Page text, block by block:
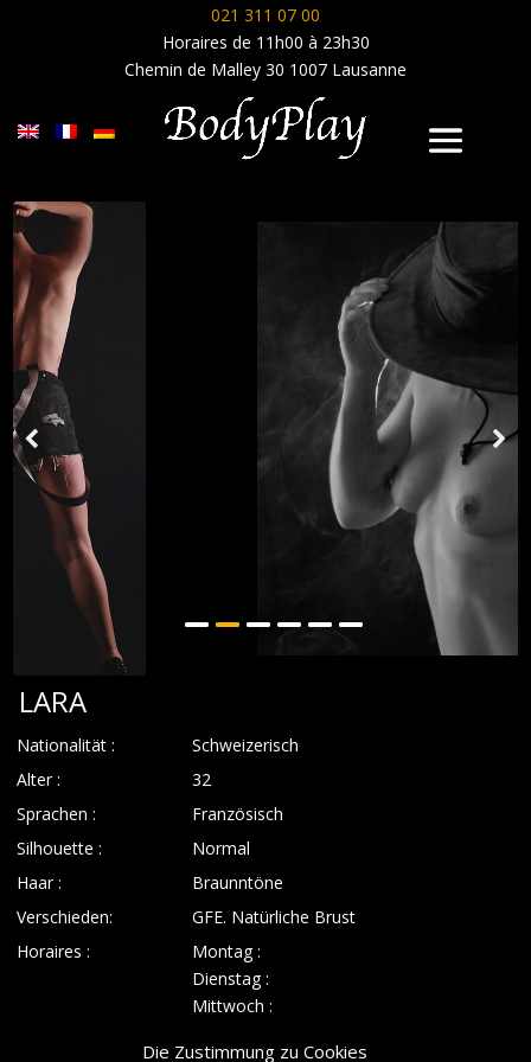
Die Zustimmung zu Cookies
021 311 07 00
Horaires de 11h00 à 23h30
Chemin de Malley 30 1007 Lausanne
LARA
Nationalität :
Schweizerisch
Alter :
32
Sprachen :
Französisch
Silhouette :
Normal
Haar :
Braunntöne
Verschieden:
GFE. Natürliche Brust
Horaires :
Montag :
Dienstag :
Mittwoch :